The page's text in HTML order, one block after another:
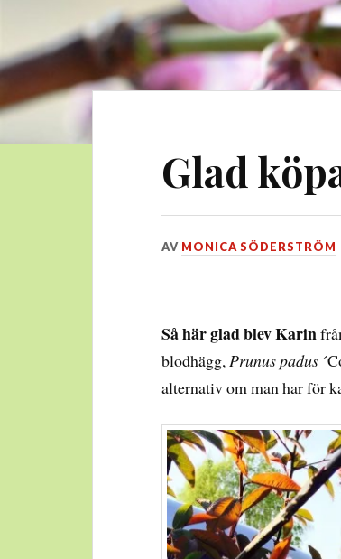
Glad
DEN
AV MONICA SÖDERSTRÖM
Så här glad blev Karin
blodhägg, Prunus padus
alternativ om man har för